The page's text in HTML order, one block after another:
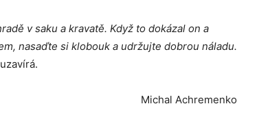
v saku a kravatě. Když to dokázal on a
nasaďte si klobouk a udržujte dobrou náladu.
Michal Achremenko